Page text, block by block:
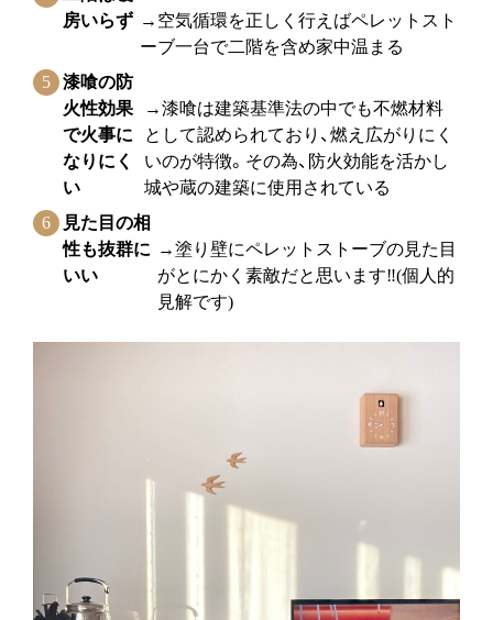
房いらず →空気循環を正しく行えばペレットスト
ーブ一台で二階を含め家中温まる
漆喰の防
火性効果
で火事に
なりにく
い
→漆喰は建築基準法の中でも不燃材料
として認められており、燃え広がりにく
いのが特徴。その為、防火効能を活かし
城や蔵の建築に使用されている
見た目の相
性も抜群に
いい
→塗り壁にペレットストーブの見た目
がとにかく素敵だと思います‼(個人的
見解です)